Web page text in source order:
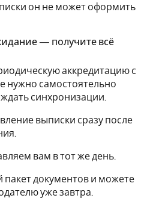
он не может оформить
— получите всё
аккредитацию с
самостоятельно
синхронизации.
выписки сразу после
вам в тот же день.
пакет документов и можете
уже завтра.